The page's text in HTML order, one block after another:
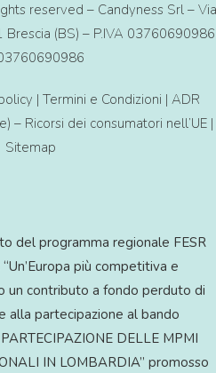
reserved – Candyness Srl – Via
(BS) – P.IVA
| Termini e Condizioni | ADR
– Ricorsi dei consumatori nell’UE |
Sitemap
del programma regionale FESR
più competitiva e
un contributo a fondo perduto di
alla partecipazione al bando
DELLE MPMI
IN LOMBARDIA” promosso